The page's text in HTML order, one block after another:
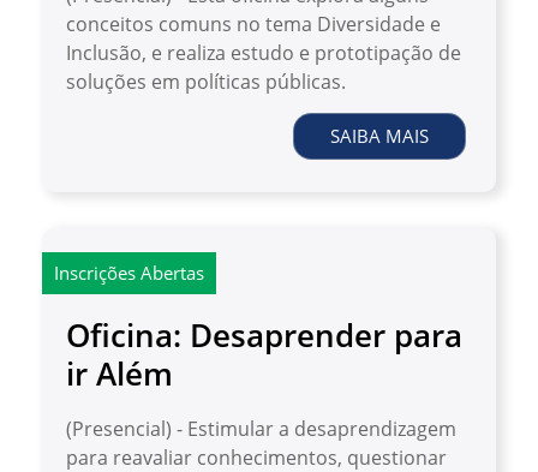
conceitos comuns no tema Diversidade e
Inclusão, e realiza estudo e prototipação de
soluções em políticas públicas.
SAIBA MAIS
Oficina: Desaprender para
ir Além
Inscrições Abertas
(Presencial) - Estimular a desaprendizagem
para reavaliar conhecimentos, questionar